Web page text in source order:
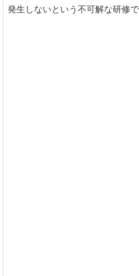
発生しないという不可解な研修で